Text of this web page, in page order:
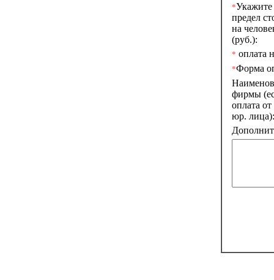
*
предел
на
(руб.):
* оплата
*Форма
фирмы
оплата
юр. лица):